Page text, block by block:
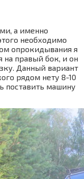
а именно
необходимо
опрокидывания я
на правый бок, и он
Данный вариант
рядом нету 8-10
поставить машину